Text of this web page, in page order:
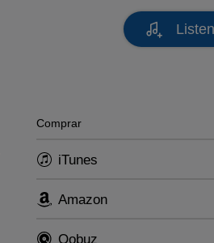
Comprar
iTunes
Amazon
Qobuz